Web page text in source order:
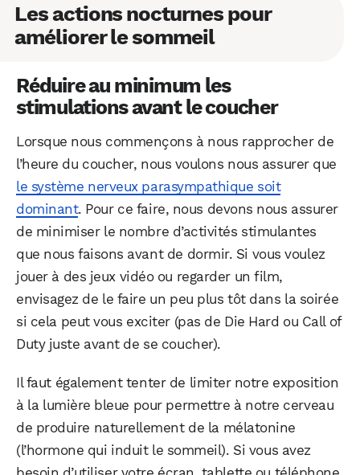
Les actions nocturnes pour
améliorer le sommeil
Réduire au minimum les
stimulations avant le coucher
Lorsque nous commençons à nous rapprocher de
l’heure du coucher, nous voulons nous assurer que
le système nerveux parasympathique soit
dominant. Pour ce faire, nous devons nous assurer
de minimiser le nombre d’activités stimulantes
que nous faisons avant de dormir. Si vous voulez
jouer à des jeux vidéo ou regarder un film,
envisagez de le faire un peu plus tôt dans la soirée
si cela peut vous exciter (pas de Die Hard ou Call of
Duty juste avant de se coucher).
Il faut également tenter de limiter notre exposition
à la lumière bleue pour permettre à notre cerveau
de produire naturellement de la mélatonine
(l’hormone qui induit le sommeil). Si vous avez